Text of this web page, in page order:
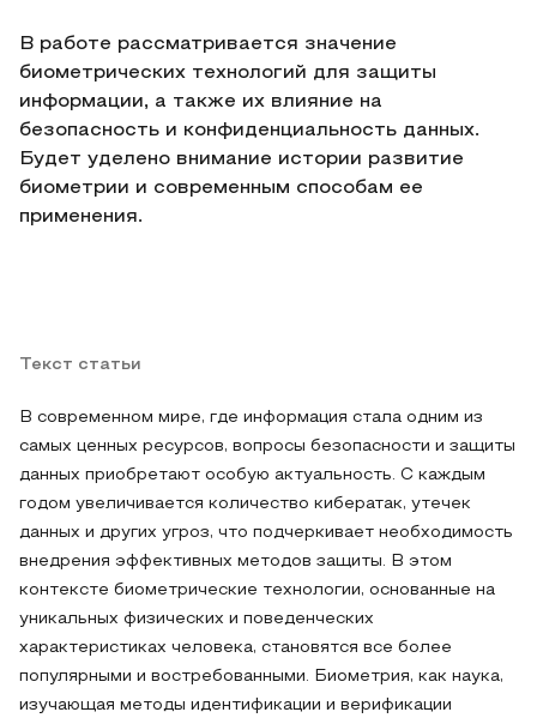
В работе рассматривается значение
биометрических технологий для защиты
информации, а также их влияние на
безопасность и конфиденциальность данных.
Будет уделено внимание истории развитие
биометрии и современным способам ее
применения.
Текст статьи
В современном мире, где информация стала одним из
самых ценных ресурсов, вопросы безопасности и защиты
данных приобретают особую актуальность. С каждым
годом увеличивается количество кибератак, утечек
данных и других угроз, что подчеркивает необходимость
внедрения эффективных методов защиты. В этом
контексте биометрические технологии, основанные на
уникальных физических и поведенческих
характеристиках человека, становятся все более
популярными и востребованными. Биометрия, как наука,
изучающая методы идентификации и верификации